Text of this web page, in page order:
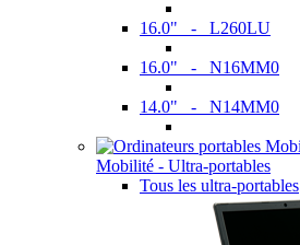
16.0" - L260LU
16.0" - N16MM0
14.0" - N14MM0
Mobilité - Ultra-portables
Tous les ultra-portables